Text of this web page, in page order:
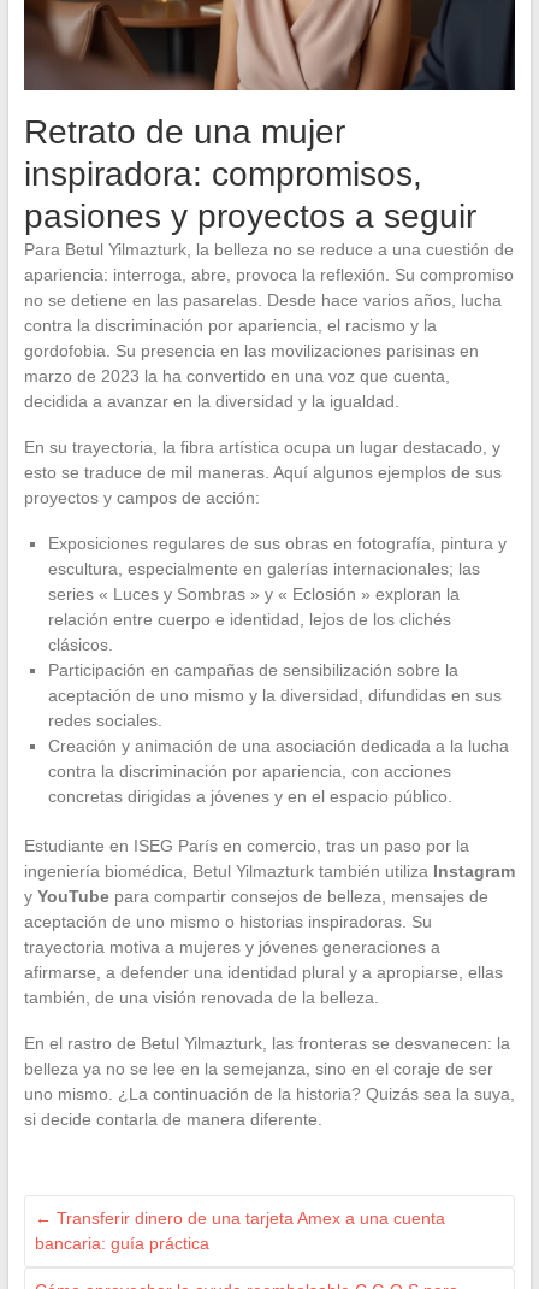
Retrato de una mujer
inspiradora: compromisos,
pasiones y proyectos a seguir
Para Betul Yilmazturk, la belleza no se reduce a una cuestión de
apariencia: interroga, abre, provoca la reflexión. Su compromiso
no se detiene en las pasarelas. Desde hace varios años, lucha
contra la discriminación por apariencia, el racismo y la
gordofobia. Su presencia en las movilizaciones parisinas en
marzo de 2023 la ha convertido en una voz que cuenta,
decidida a avanzar en la diversidad y la igualdad.
En su trayectoria, la fibra artística ocupa un lugar destacado, y
esto se traduce de mil maneras. Aquí algunos ejemplos de sus
proyectos y campos de acción:
Exposiciones regulares de sus obras en fotografía, pintura y
escultura, especialmente en galerías internacionales; las
series « Luces y Sombras » y « Eclosión » exploran la
relación entre cuerpo e identidad, lejos de los clichés
clásicos.
Participación en campañas de sensibilización sobre la
aceptación de uno mismo y la diversidad, difundidas en sus
redes sociales.
Creación y animación de una asociación dedicada a la lucha
contra la discriminación por apariencia, con acciones
concretas dirigidas a jóvenes y en el espacio público.
Estudiante en ISEG París en comercio, tras un paso por la
ingeniería biomédica, Betul Yilmazturk también utiliza Instagram
y YouTubepara compartir consejos de belleza, mensajes de
aceptación de uno mismo o historias inspiradoras. Su
trayectoria motiva a mujeres y jóvenes generaciones a
afirmarse, a defender una identidad plural y a apropiarse, ellas
también, de una visión renovada de la belleza.
En el rastro de Betul Yilmazturk, las fronteras se desvanecen: la
belleza ya no se lee en la semejanza, sino en el coraje de ser
uno mismo. ¿La continuación de la historia? Quizás sea la suya,
si decide contarla de manera diferente.
← Transferir dinero de una tarjeta Amex a una cuenta
bancaria: guía práctica